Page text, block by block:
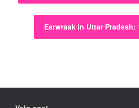
Eerwraak in Uttar